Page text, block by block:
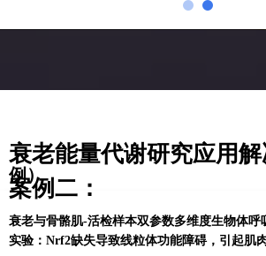
衰老能量代谢研究应用
例）
案例二：
衰老与骨骼肌-活检样本双参数多维度生物体呼
实验： Nrf2缺失导致线粒体功能障碍，引起肌